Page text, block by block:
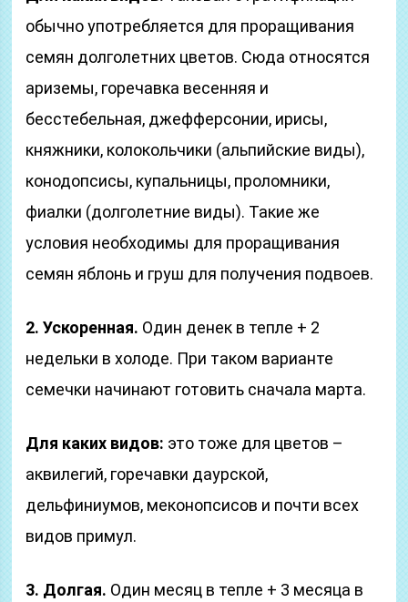
обычно употребляется для проращивания
семян долголетних цветов. Сюда относятся
ариземы, горечавка весенняя и
бесстебельная, джефферсонии, ирисы,
княжники, колокольчики (альпийские виды),
конодопсисы, купальницы, проломники,
фиалки (долголетние виды). Такие же
условия необходимы для проращивания
семян яблонь и груш для получения подвоев.
2. Ускоренная. Один денек в тепле + 2
недельки в холоде. При таком варианте
семечки начинают готовить сначала марта.
Для каких видов: это тоже для цветов –
аквилегий, горечавки даурской,
дельфиниумов, меконопсисов и почти всех
видов примул.
3. Долгая. Один месяц в тепле + 3 месяца в